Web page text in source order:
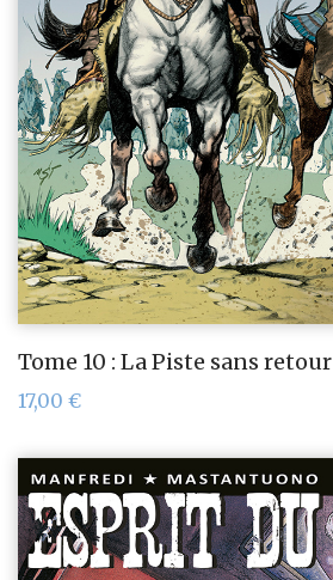
Tome 10 : La Piste sans retour
17,00 €